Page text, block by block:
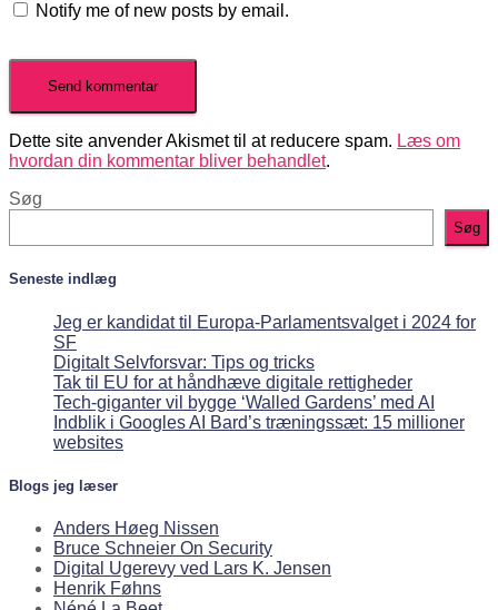
Notify me of new posts by email.
Dette site anvender Akismet til at reducere spam. Læs om
hvordan din kommentar bliver behandlet.
Søg
Søg
Seneste indlæg
Jeg er kandidat til Europa-Parlamentsvalget i 2024 for
SF
Digitalt Selvforsvar: Tips og tricks
Tak til EU for at håndhæve digitale rettigheder
Tech-giganter vil bygge ‘Walled Gardens’ med AI
Indblik i Googles AI Bard’s træningssæt: 15 millioner
websites
Blogs jeg læser
Anders Høeg Nissen
Bruce Schneier On Security
Digital Ugerevy ved Lars K. Jensen
Henrik Føhns